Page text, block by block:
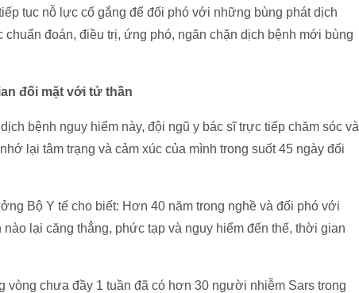
tục nỗ lực cố gắng để đối phó với những bùng phát dịch
đoán, điều trị, ứng phó, ngăn chặn dịch bệnh mới bùng
đối mặt với tử thần
bệnh nguy hiểm này, đội ngũ y bác sĩ trực tiếp chăm sóc và
lại tâm trạng và cảm xúc của mình trong suốt 45 ngày đối
Bộ Y tế cho biết: Hơn 40 năm trong nghề và đối phó với
lại căng thẳng, phức tạp và nguy hiểm đến thế, thời gian
vòng chưa đầy 1 tuần đã có hơn 30 người nhiễm Sars trong